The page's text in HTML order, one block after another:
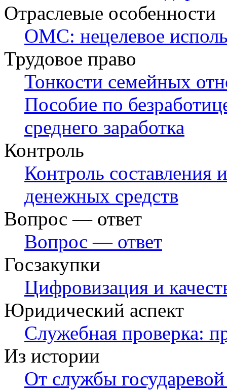
Отраслевые особенности
ОМС: нецелевое
Трудовое право
Тонкости семейных
Пособие по
среднего заработка
Контроль
Контроль составления
денежных средств
Вопрос — ответ
Вопрос — ответ
Госзакупки
Цифровизация и
Юридический аспект
Служебная проверка:
Из истории
От службы